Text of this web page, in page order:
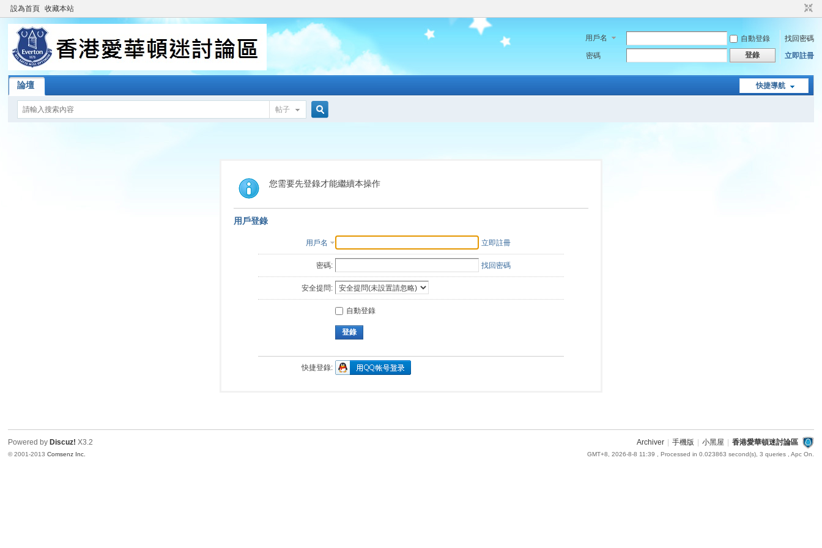
設為首頁 收藏本站
用戶名 自動登錄
找回密碼
密碼
登錄 立即註冊
快捷導航
論壇
帖子
索
您需要先登錄才能繼續本操作
用戶登錄
用戶名 立即註冊
密碼: 找回密碼
安全提問:
自動登錄
登錄
快捷登錄:
Archiver 手機版 小黑屋 香港愛華頓迷討論區
GMT+8, 2026-8-8 11:39 , Processed in 0.023863 second(s), 3 queries , Apc On.
Powered by Discuz! X3.2
© 2001-2013Comsenz Inc.